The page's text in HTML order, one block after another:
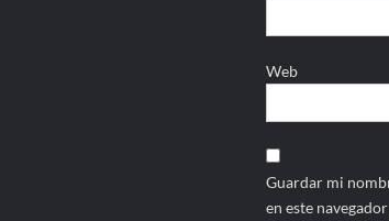
Web
Guardar mi
en este